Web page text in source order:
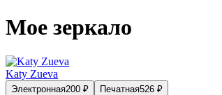
Мое зеркало
Katy Zueva
Электронная200 ₽ Печатная526 ₽